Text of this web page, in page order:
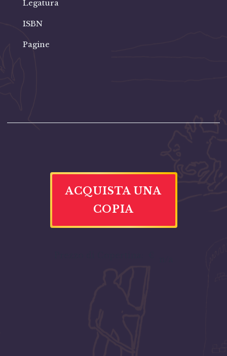
Legatura
ISBN
Pagine
ACQUISTA UNA
COPIA